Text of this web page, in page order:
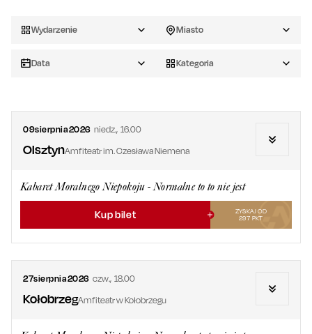
Wydarzenie Miasto
Data Kategoria
09sierpnia2026 niedz., 16.00
OlsztynAmfiteatr im. Czesława Niemena
Kabaret Moralnego Niepokoju - Normalne to to nie jest
Kup bilet
ZYSKAJ OD
297 PKT
27sierpnia2026 czw., 18.00
KołobrzegAmfiteatr w Kołobrzegu